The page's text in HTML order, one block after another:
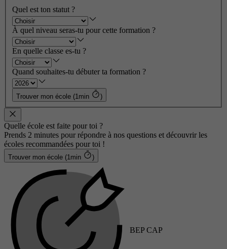
Quel est ton statut ?
À quel niveau seras-tu pour cette formation ?
En quelle classe es-tu ?
Quand souhaites-tu débuter ta formation ?
Trouver mon école (1min )
Quelle école est faite pour toi ?
Prends 2 minutes pour répondre à nos questions et découvrir les
écoles recommandées pour toi !
Trouver mon école (1min )
BEP CAP